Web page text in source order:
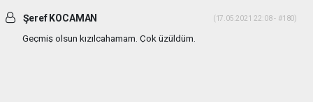
Şeref KOCAMAN (17.05.2021 22:08 - #180)
Geçmiş olsun kızılcahamam. Çok üzüldüm.